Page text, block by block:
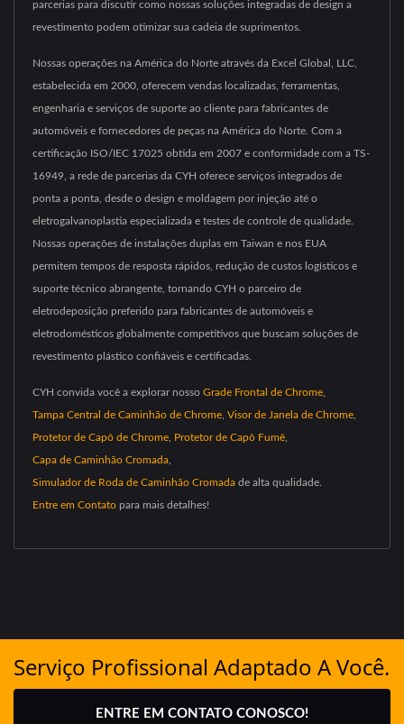
parcerias para discutir como nossas soluções integradas de design a
revestimento podem otimizar sua cadeia de suprimentos.
Nossas operações na América do Norte através da Excel Global, LLC,
estabelecida em 2000, oferecem vendas localizadas, ferramentas,
engenharia e serviços de suporte ao cliente para fabricantes de
automóveis e fornecedores de peças na América do Norte. Com a
certificação ISO/IEC 17025 obtida em 2007 e conformidade com a TS-
16949, a rede de parcerias da CYH oferece serviços integrados de
ponta a ponta, desde o design e moldagem por injeção até o
eletrogalvanoplastia especializada e testes de controle de qualidade.
Nossas operações de instalações duplas em Taiwan e nos EUA
permitem tempos de resposta rápidos, redução de custos logísticos e
suporte técnico abrangente, tornando CYH o parceiro de
eletrodeposição preferido para fabricantes de automóveis e
eletrodomésticos globalmente competitivos que buscam soluções de
revestimento plástico confiáveis e certificadas.
CYH convida você a explorar nosso Grade Frontal de Chrome
Tampa Central de Caminhão de Chrome Visor de Janela de Chrome
Protetor de Capô de Chrome Protetor de Capô Fumê
Capa de Caminhão Cromada
Simulador de Roda de Caminhão Cromada de alta qualidade.
Entre em Contato para mais detalhes!
Serviço Profissional Adaptado A Você.
ENTRE EM CONTATO CONOSCO!